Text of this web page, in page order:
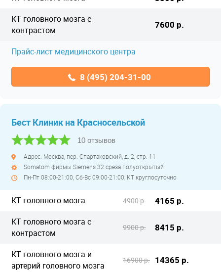
КТ головного мозга с
контрастом
7600 р.
Прайс-лист медицинского центра
8 (495) 204-31-00
Бест Клиник на Красносельской
10 отзывов
Адрес: Москва, пер. Спартаковский, д. 2, стр. 11
Somatom фирмы Siemens 32 среза полуоткрытый
Пн-Пт 08:00-21:00, Сб-Вс 09:00-21:00; КТ круглосуточно
КТ головного мозга 4900 р. 4165 р.
КТ головного мозга с
контрастом
9900 р. 8415 р.
КТ головного мозга и
артерий головного мозга
16900 р. 14365 р.